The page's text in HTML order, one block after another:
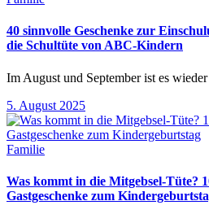
40 sinnvolle Geschenke zur
die Schultüte von ABC-Kindern
Im August und September ist es
5. August 2025
Familie
Was kommt in die Mitgebsel-Tüte?
Gastgeschenke zum